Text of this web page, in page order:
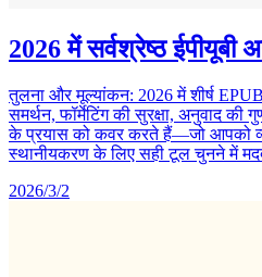
2026 में सर्वश्रेष्ठ ईपीयूबी
तुलना और मूल्यांकन: 2026 में शीर्ष
समर्थन, फॉर्मेटिंग की सुरक्षा, अनुवाद की
के प्रयास को कवर करते हैं—जो आपको
स्थानीयकरण के लिए सही टूल चुनने में
2026/3/2